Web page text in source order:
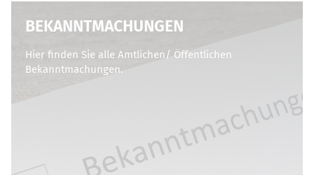
BEKANNTMACHUNGEN
Hier finden Sie alle Amtlichen/ Öffentlichen
Bekanntmachungen.